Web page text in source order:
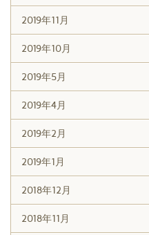
2019年11月
2019年10月
2019年5月
2019年4月
2019年2月
2019年1月
2018年12月
2018年11月